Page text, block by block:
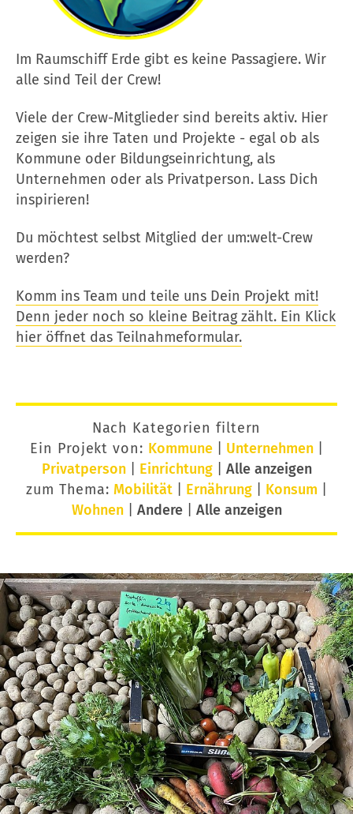
Im Raumschiff Erde gibt es keine Passagiere. Wir
alle sind Teil der Crew!
Viele der Crew-Mitglieder sind bereits aktiv. Hier
zeigen sie ihre Taten und Projekte - egal ob als
Kommune oder Bildungseinrichtung, als
Unternehmen oder als Privatperson. Lass Dich
inspirieren!
Du möchtest selbst Mitglied der um:welt-Crew
werden?
Komm ins Team und teile uns Dein Projekt mit!
Denn jeder noch so kleine Beitrag zählt. Ein Klick
hier öffnet das Teilnahmeformular.
Nach Kategorien filtern
Ein Projekt von: Kommune| Unternehmen|
Privatperson| Einrichtung| Alle anzeigen
zum Thema: Mobilität Ernährung Konsum
Wohnen| Andere| Alle anzeigen